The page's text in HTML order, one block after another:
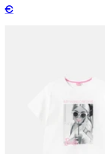
€